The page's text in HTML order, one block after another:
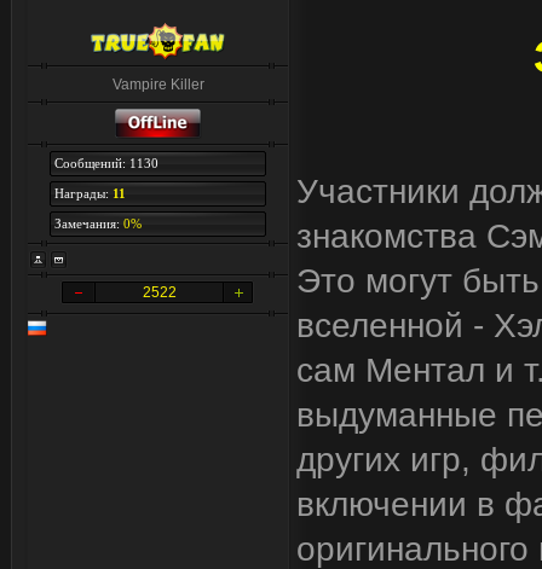
Vampire Killer
Сообщений: 1130
Награды: 11
Замечания: 0%
2522
Участники
знакомства
Это могут
вселенной -
сам Ментал и
выдуманные
других игр,
включении в